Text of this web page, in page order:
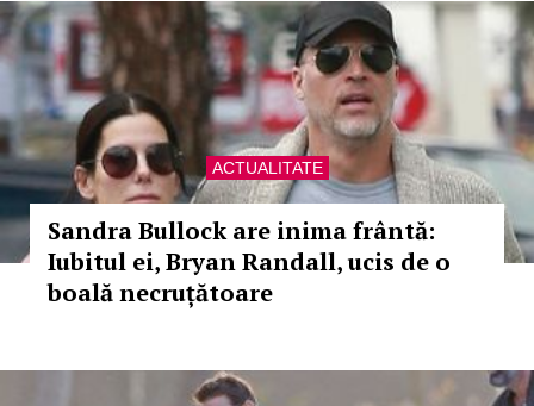
ACTUALITATE
Sandra Bullock are inima frântă:
Iubitul ei, Bryan Randall, ucis de o
boală necruțătoare